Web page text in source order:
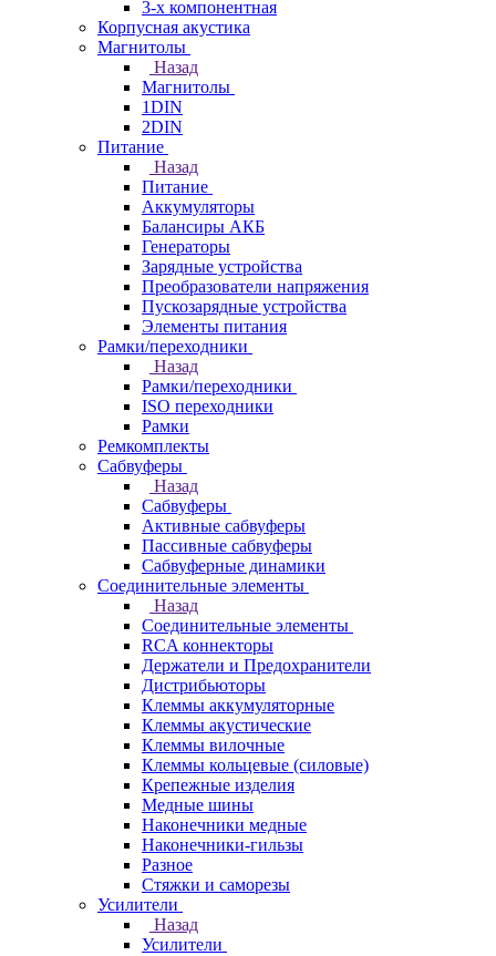
3-х компонентная
Корпусная акустика
Магнитолы
Назад
Магнитолы
1DIN
2DIN
Питание
Назад
Питание
Аккумуляторы
Балансиры АКБ
Генераторы
Зарядные устройства
Преобразователи напряжения
Пускозарядные устройства
Элементы питания
Рамки/переходники
Назад
Рамки/переходники
ISO переходники
Рамки
Ремкомплекты
Сабвуферы
Назад
Сабвуферы
Активные сабвуферы
Пассивные сабвуферы
Сабвуферные динамики
Соединительные элементы
Назад
Соединительные элементы
RCA коннекторы
Держатели и Предохранители
Дистрибьюторы
Клеммы аккумуляторные
Клеммы акустические
Клеммы вилочные
Клеммы кольцевые (силовые)
Крепежные изделия
Медные шины
Наконечники медные
Наконечники-гильзы
Разное
Стяжки и саморезы
Усилители
Назад
Усилители